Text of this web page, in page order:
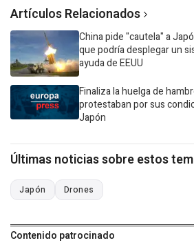
Artículos Relacionados
China pide "cautela" a
que podría desplegar un
ayuda de EEUU
Finaliza la huelga de
protestaban por sus
Japón
Últimas noticias sobre estos
Japón Drones
Contenido patrocinado